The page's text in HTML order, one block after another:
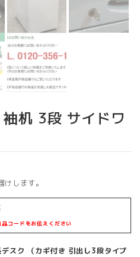
机 3段 サイドワ
します。
コードをお伝えください
スク （カギ付き 引出し3段タイプ